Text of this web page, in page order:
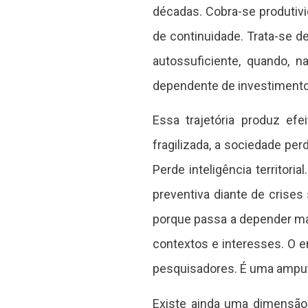
décadas. Cobra-se
de continuidade. Trata-se
autossuficiente, quando,
dependente de
Essa trajetória produz
fragilizada, a sociedade
Perde inteligência
preventiva diante de crises
porque passa a depender
contextos e interesses. O
pesquisadores. É uma
Existe ainda uma